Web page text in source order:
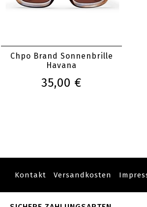
Chpo Brand Sonnenbrille
Havana
35,00 €
Kontakt Versandkosten